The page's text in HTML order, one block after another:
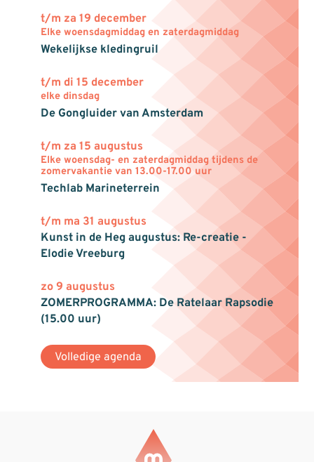
t/m za 19 december
Elke woensdagmiddag en zaterdagmiddag
Wekelijkse kledingruil
t/m di 15 december
elke dinsdag
De Gongluider van Amsterdam
t/m za 15 augustus
Elke woensdag- en zaterdagmiddag tijdens de
zomervakantie van 13.00-17.00 uur
Techlab Marineterrein
t/m ma 31 augustus
Kunst in de Heg augustus: Re-creatie -
Elodie Vreeburg
zo 9 augustus
ZOMERPROGRAMMA: De Ratelaar Rapsodie
(15.00 uur)
Volledige agenda